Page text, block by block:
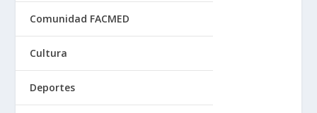
Comunidad FACMED
Cultura
Deportes